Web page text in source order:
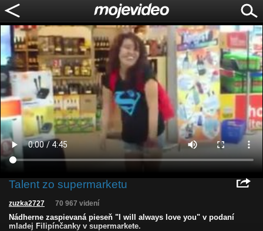
Talent zo supermarketu
zuzka2727 70 967 videní
Nádherne zaspievaná pieseň "I will always love you" v podaní
mladej Filipínčanky v supermarkete.